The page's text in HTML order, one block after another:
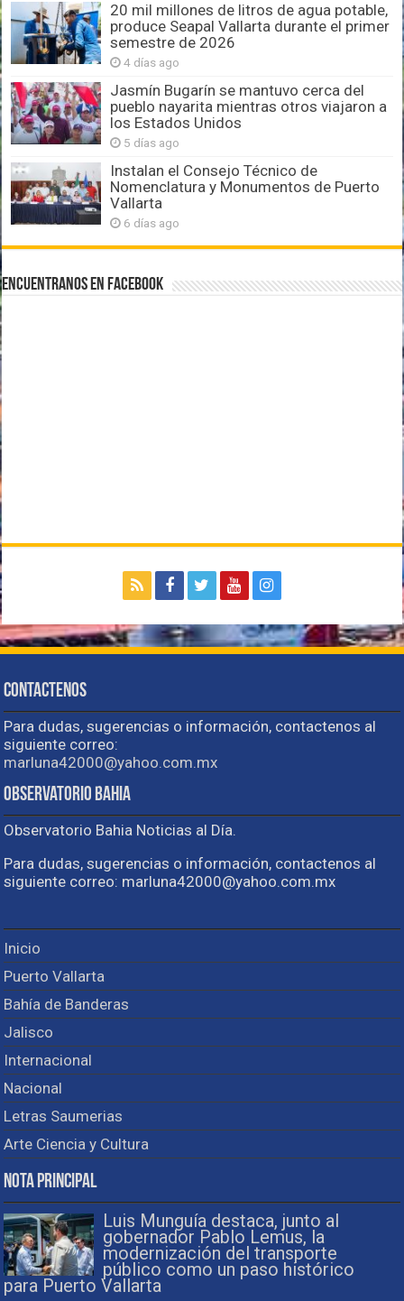
20 mil millones de litros de agua potable,
produce Seapal Vallarta durante el primer
semestre de 2026
4 días ago
Jasmín Bugarín se mantuvo cerca del
pueblo nayarita mientras otros viajaron a
los Estados Unidos
5 días ago
Instalan el Consejo Técnico de
Nomenclatura y Monumentos de Puerto
Vallarta
6 días ago
Encuentranos en Facebook
Contactenos
Para dudas, sugerencias o información, contactenos al
siguiente correo:
marluna42000@yahoo.com.mx
Observatorio Bahia
Observatorio Bahia Noticias al Día.
Para dudas, sugerencias o información, contactenos al
siguiente correo: marluna42000@yahoo.com.mx
Inicio
Puerto Vallarta
Bahía de Banderas
Jalisco
Internacional
Nacional
Letras Saumerias
Arte Ciencia y Cultura
Nota Principal
Luis Munguía destaca, junto al
gobernador Pablo Lemus, la
modernización del transporte
público como un paso histórico
para Puerto Vallarta